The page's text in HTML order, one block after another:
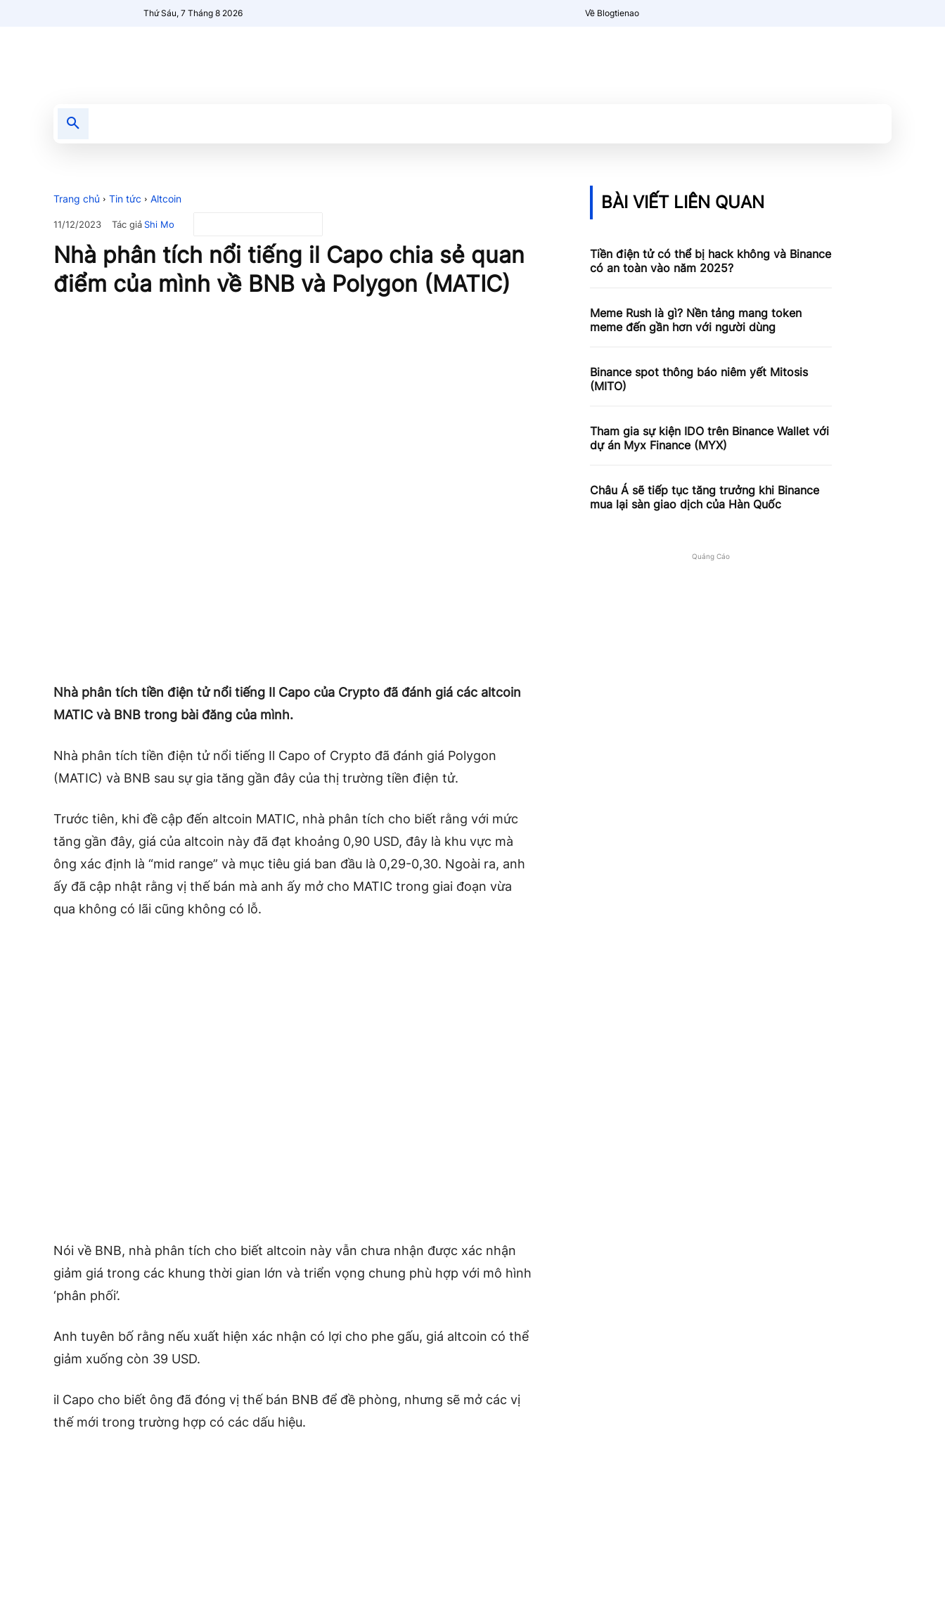
Thứ Sáu, 7 Tháng 8 2026 Về Blogtienao
Trang chủ Tin tức Altcoin
11/12/2023 Tác giảShi Mo
Nhà phân tích nổi tiếng il Capo chia sẻ quan
điểm của mình về BNB và Polygon (MATIC)
Nhà phân tích tiền điện tử nổi tiếng Il Capo của Crypto đã đánh giá các altcoin
MATIC và BNB trong bài đăng của mình.
Nhà phân tích tiền điện tử nổi tiếng Il Capo of Crypto đã đánh giá Polygon
(MATIC) và BNB sau sự gia tăng gần đây của thị trường tiền điện tử.
Trước tiên, khi đề cập đến altcoin MATIC, nhà phân tích cho biết rằng với mức
tăng gần đây, giá của altcoin này đã đạt khoảng 0,90 USD, đây là khu vực mà
ông xác định là “mid range” và mục tiêu giá ban đầu là 0,29-0,30. Ngoài ra, anh
ấy đã cập nhật rằng vị thế bán mà anh ấy mở cho MATIC trong giai đoạn vừa
qua không có lãi cũng không có lỗ.
Nói về BNB, nhà phân tích cho biết altcoin này vẫn chưa nhận được xác nhận
giảm giá trong các khung thời gian lớn và triển vọng chung phù hợp với mô hình
‘phân phối’.
Anh tuyên bố rằng nếu xuất hiện xác nhận có lợi cho phe gấu, giá altcoin có thể
giảm xuống còn 39 USD.
il Capo cho biết ông đã đóng vị thế bán BNB để đề phòng, nhưng sẽ mở các vị
thế mới trong trường hợp có các dấu hiệu.
BÀI VIẾT LIÊN QUAN
Tiền điện tử có thể bị hack không và Binance
có an toàn vào năm 2025?
Meme Rush là gì? Nền tảng mang token
meme đến gần hơn với người dùng
Binance spot thông báo niêm yết Mitosis
(MITO)
Tham gia sự kiện IDO trên Binance Wallet với
dự án Myx Finance (MYX)
Châu Á sẽ tiếp tục tăng trưởng khi Binance
mua lại sàn giao dịch của Hàn Quốc
Quảng Cáo